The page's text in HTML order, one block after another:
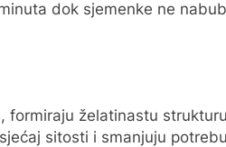
dok sjemenke ne
želatinastu
sitosti i smanjuju